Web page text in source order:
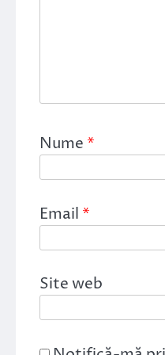
Nume *
Email *
Site web